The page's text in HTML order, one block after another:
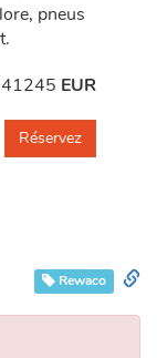
pneus
41245 EUR
Réservez
Rewaco